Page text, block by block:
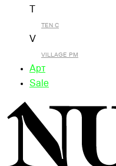
TEN C
V
VILLAGE PM
Арт
Sale